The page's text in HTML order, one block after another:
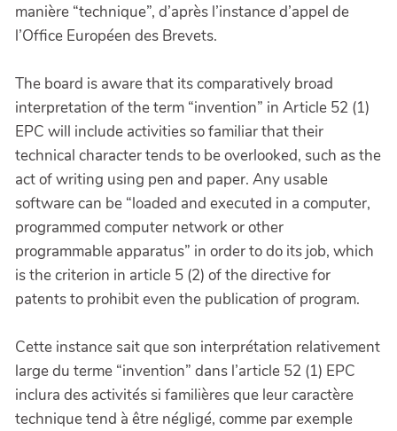
manière “technique”, d’après l’instance d’appel de
l’Office Européen des Brevets.
The board is aware that its comparatively broad
interpretation of the term “invention” in Article 52 (1)
EPC will include activities so familiar that their
technical character tends to be overlooked, such as the
act of writing using pen and paper. Any usable
software can be “loaded and executed in a computer,
programmed computer network or other
programmable apparatus” in order to do its job, which
is the criterion in article 5 (2) of the directive for
patents to prohibit even the publication of program.
Cette instance sait que son interprétation relativement
large du terme “invention” dans l’article 52 (1) EPC
inclura des activités si familières que leur caractère
technique tend à être négligé, comme par exemple